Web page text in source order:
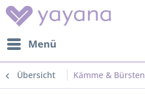
Menü
Übersicht Kämme & Bürsten